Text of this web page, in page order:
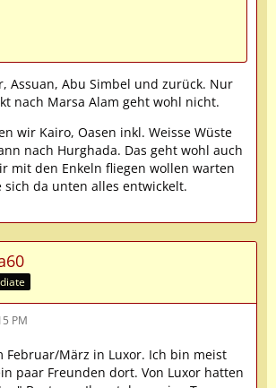
Assuan, Abu Simbel und zurück. Nur
nach Marsa Alam geht wohl nicht.
wir Kairo, Oasen inkl. Weisse Wüste
nach Hurghada. Das geht wohl auch
mit den Enkeln fliegen wollen warten
sich da unten alles entwickelt.
PM
Februar/März in Luxor. Ich bin meist
paar Freunden dort. Von Luxor hatten